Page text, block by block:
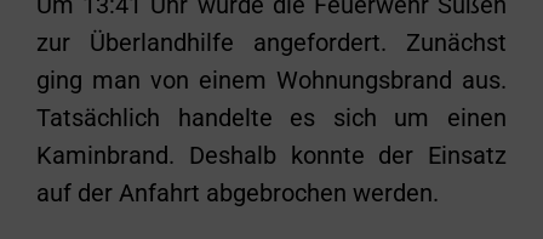
zur Überlandhilfe angefordert. Zunächst
ging man von einem Wohnungsbrand aus.
Tatsächlich handelte es sich um einen
Kaminbrand. Deshalb konnte der Einsatz
auf der Anfahrt abgebrochen werden.